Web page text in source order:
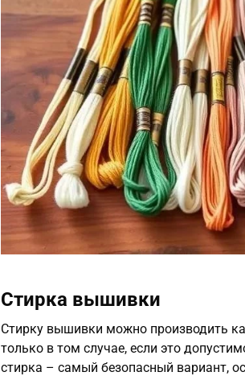
Стирка вышивки
Стирку вышивки можно производить
только в том случае, если это
стирка – самый безопасный вариант,